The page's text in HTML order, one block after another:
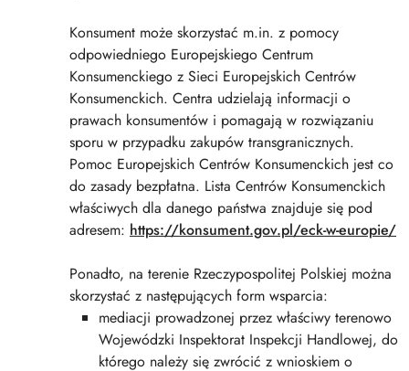
Konsument może skorzystać m.in. z pomocy
odpowiedniego Europejskiego Centrum
Konsumenckiego z Sieci Europejskich Centrów
Konsumenckich. Centra udzielają informacji o
prawach konsumentów i pomagają w rozwiązaniu
sporu w przypadku zakupów transgranicznych.
Pomoc Europejskich Centrów Konsumenckich jest co
do zasady bezpłatna. Lista Centrów Konsumenckich
właściwych dla danego państwa znajduje się pod
adresem: https://konsument.gov.pl/eck-w-europie/
Ponadto, na terenie Rzeczypospolitej Polskiej można
skorzystać z następujących form wsparcia:
mediacji prowadzonej przez właściwy terenowo
Wojewódzki Inspektorat Inspekcji Handlowej, do
którego należy się zwrócić z wnioskiem o